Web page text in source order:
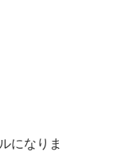
になりま